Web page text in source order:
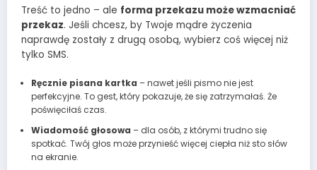
Treść to jedno – ale forma przekazu może wzmacniać
przekaz. Jeśli chcesz, by Twoje mądre życzenia
naprawdę zostały z drugą osobą, wybierz coś więcej niż
tylko SMS.
Ręcznie pisana kartka – nawet jeśli pismo nie jest
perfekcyjne. To gest, który pokazuje, że się zatrzymałaś. Że
poświęciłaś czas.
Wiadomość głosowa – dla osób, z którymi trudno się
spotkać. Twój głos może przynieść więcej ciepła niż sto słów
na ekranie.